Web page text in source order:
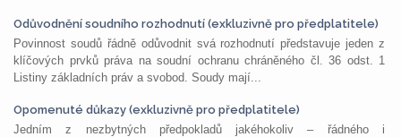
Odůvodnění soudního rozhodnutí (exkluzivně pro předplatitele)
Povinnost soudů řádně odůvodnit svá rozhodnutí představuje jeden z
klíčových prvků práva na soudní ochranu chráněného čl. 36 odst. 1
Listiny základních práv a svobod. Soudy mají...
Opomenuté důkazy (exkluzivně pro předplatitele)
Jedním z nezbytných předpokladů jakéhokoliv – řádného i